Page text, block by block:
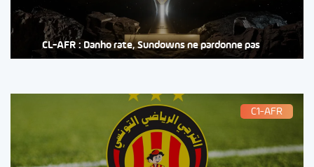
CL-AFR : Danho rate, Sundowns ne pardonne pas
C1-AFR